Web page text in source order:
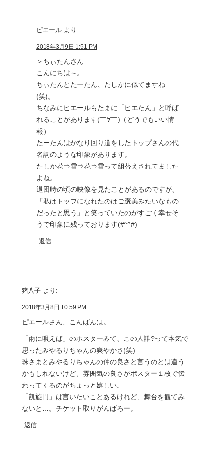
ピエール より:
2018年3月9日 1:51 PM
＞ちぃたんさん
こんにちは～。
ちぃたんとたーたん、たしかに似てますね
(笑)。
ちなみにピエールもたまに「ピエたん」と呼ば
れることがあります(￣∀￣)（どうでもいい情
報）
たーたんはかなり回り道をしたトップさんの代
名詞のような印象があります。
たしか花⇒雪⇒花⇒雪って組替えされてました
よね。
退団時の頃の映像を見たことがあるのですが、
「私はトップになれたのはご褒美みたいなもの
だったと思う」と笑っていたのがすごく幸せそ
うで印象に残っております(#^^#)
返信
猪八子 より:
2018年3月8日 10:59 PM
ピエールさん、こんばんは。
「雨に唄えば」のポスターみて、この人誰?って本気で
思ったみやるりちゃんの爽やかさ(笑)
珠さまとみやるりちゃんの仲の良さと言うのとは違う
かもしれないけど、雰囲気の良さがポスター１枚で伝
わってくるのがちょっと嬉しい。
「凱旋門」は言いたいことあるけれど、舞台を観てみ
ないと…。チケット取りがんばろー。
返信